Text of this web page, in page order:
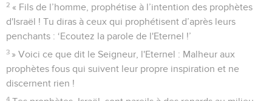
2 « Fils de l’homme, prophétise à l’intention des prophètes
d'Israël ! Tu diras à ceux qui prophétisent d’après leurs
penchants : ‘Ecoutez la parole de l'Eternel !’
3 » Voici ce que dit le Seigneur, l'Eternel : Malheur aux
prophètes fous qui suivent leur propre inspiration et ne
discernent rien !
4